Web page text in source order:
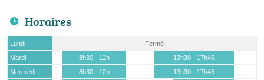
Horaires
Lundi
Fermé
Mardi
8h30 - 12h
13h30 - 17h45
Mercredi
8h30 - 12h
13h30 - 17h45